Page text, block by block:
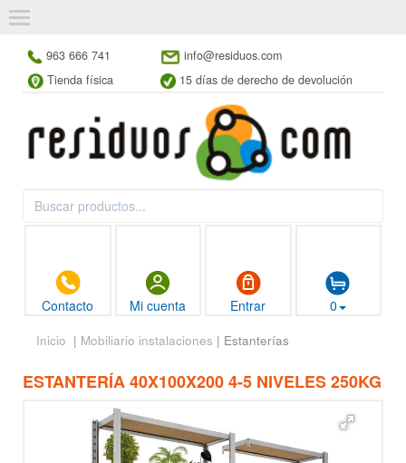
963 666 741
info@residuos.com
Tienda física
15 días de derecho de devolución
Contacto Mi cuenta Entrar 0
Inicio | Mobiliario instalaciones | Estanterías
ESTANTERÍA 40X100X200 4-5 NIVELES 250KG